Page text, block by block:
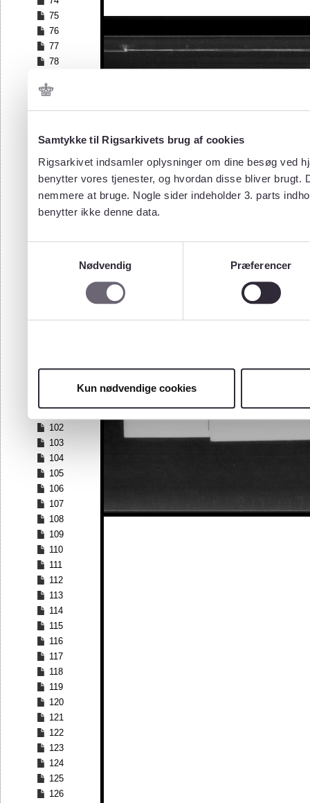
Samtykke til Rigsarkivets brug af cookies
Rigsarkivet indsamler oplysninger om dine besøg ved
benytter vores tjenester, og hvordan disse bliver
nemmere at bruge. Nogle sider indeholder 3. parts
benytter ikke denne data.
Nødvendig
Præferencer
Kun nødvendige cookies
75
76
77
78
80
83
85
86
87
88
90
95
98
101
102
103
104
105
106
107
108
109
110
111
112
113
114
115
116
117
118
119
120
121
122
123
124
125
126